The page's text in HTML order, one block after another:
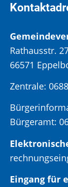
Rathausstr.
66571
Zentrale:
Bürgeramt:
Eingang für